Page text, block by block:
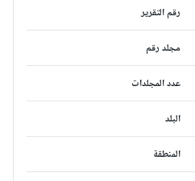
رقم التقرير
مجلد رقم
عدد المجلدات
البلد
المنطقة